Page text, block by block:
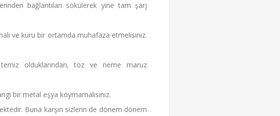
bağlantıları sökülerek yine tam şarj
ve kuru bir ortamda muhafaza etmelisiniz.
olduklarından, toz ve neme maruz
bir metal eşya koymamalısınız.
Buna karşın sizlerin de dönem dönem